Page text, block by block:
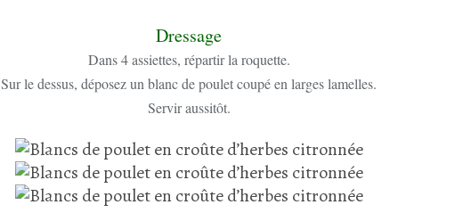
Dressage
Dans 4 assiettes, répartir la roquette.
Sur le dessus, déposez un blanc de poulet coupé en larges lamelles.
Servir aussitôt.